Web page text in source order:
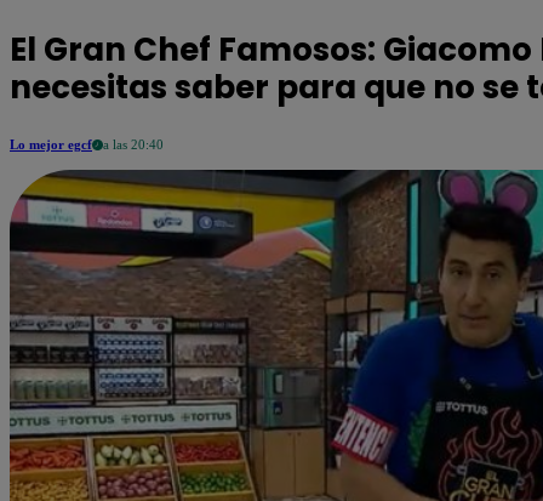
El Gran Chef Famosos:
necesitas saber para que no se
Lo mejor egcf a las 20:40